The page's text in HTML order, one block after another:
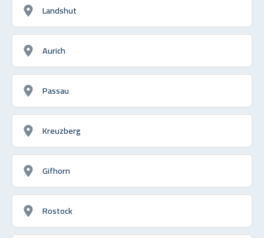
Landshut
Aurich
Passau
Kreuzberg
Gifhorn
Rostock